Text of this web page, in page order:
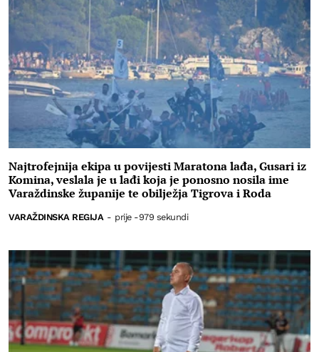
Najtrofejnija ekipa u povijesti Maratona lađa, Gusari iz
Komina, veslala je u lađi koja je ponosno nosila ime
Varaždinske županije te obilježja Tigrova i Roda
VARAŽDINSKA REGIJA - prije -979 sekundi